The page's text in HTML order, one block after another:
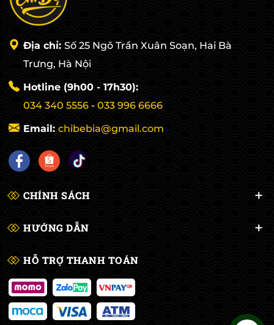
Địa chỉ: Số 25 Ngõ Trần Xuân Soạn, Hai Bà
Trưng, Hà Nội
Hotline (9h00 - 17h30):
034 340 5556 - 033 996 6666
Email: chibebia@gmail.com
CHÍNH SÁCH
HƯỚNG DẪN
HỖ TRỢ THANH TOÁN